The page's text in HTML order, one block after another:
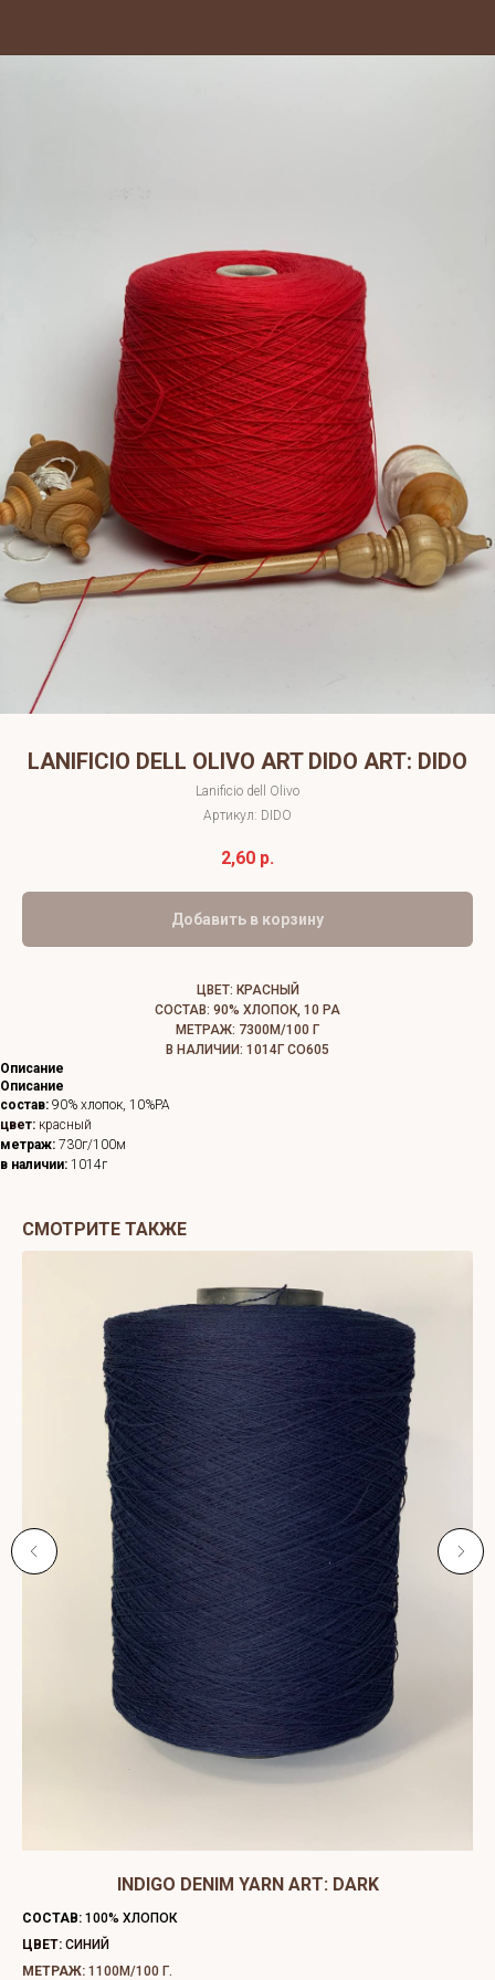
LANIFICIO DELL OLIVO ART DIDO ART: DIDO
Lanificio dell Olivo
Артикул: DIDO
2,60 р.
Добавить в корзину
ЦВЕТ: КРАСНЫЙ
СОСТАВ: 90% ХЛОПОК, 10 РА
МЕТРАЖ: 7300М/100 Г
В НАЛИЧИИ: 1014Г СО605
Описание
Описание
состав: 90% хлопок, 10%РА
цвет: красный
метраж: 730г/100м
в наличии: 1014г
СМОТРИТЕ ТАКЖЕ
INDIGO DENIM YARN ART: DARK
СОСТАВ: 100% ХЛОПОК
ЦВЕТ: СИНИЙ
МЕТРАЖ: 1100М/100 Г.